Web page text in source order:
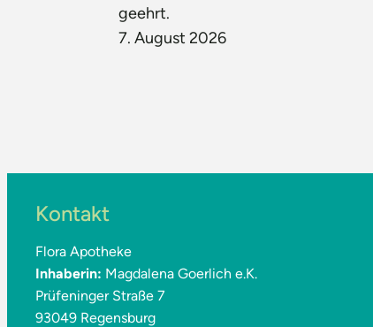
geehrt.
7. August 2026
Kontakt
Flora Apotheke
Inhaberin: Magdalena Goerlich e.K.
Prüfeninger Straße 7
93049 Regensburg